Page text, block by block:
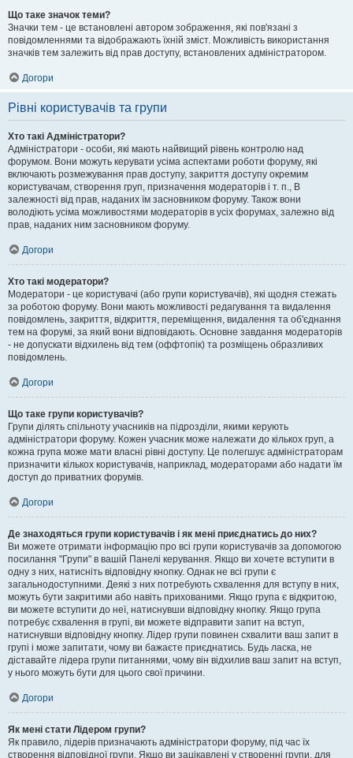
Що таке значок теми?
Значки тем - це встановлені автором зображення, які пов'язані з
повідомленнями та відображають їхній зміст. Можливість використання
значків тем залежить від прав доступу, встановлених адміністратором.
Догори
Рівні користувачів та групи
Хто такі Адміністратори?
Адміністратори - особи, які мають найвищий рівень контролю над
форумом. Вони можуть керувати усіма аспектами роботи форуму, які
включають розмежування прав доступу, закриття доступу окремим
користувачам, створення груп, призначення модераторів і т. п., В
залежності від прав, наданих їм засновником форуму. Також вони
володіють усіма можливостями модераторів в усіх форумах, залежно від
прав, наданих ним засновником форуму.
Догори
Хто такі модератори?
Модератори - це користувачі (або групи користувачів), які щодня стежать
за роботою форуму. Вони мають можливості редагування та видалення
повідомлень, закриття, відкриття, переміщення, видалення та об'єднання
тем на форумі, за який вони відповідають. Основне завдання модераторів
- не допускати відхилень від тем (оффтопік) та розміщень образливих
повідомлень.
Догори
Що таке групи користувачів?
Групи ділять спільноту учасників на підрозділи, якими керують
адміністратори форуму. Кожен учасник може належати до кількох груп, а
кожна група може мати власні рівні доступу. Це полегшує адміністраторам
призначити кількох користувачів, наприклад, модераторами або надати їм
доступ до приватних форумів.
Догори
Де знаходяться групи користувачів і як мені приєднатись до них?
Ви можете отримати інформацію про всі групи користувачів за допомогою
посилання "Групи" в вашій Панелі керування. Якщо ви хочете вступити в
одну з них, натисніть відповідну кнопку. Однак не всі групи є
загальнодоступними. Деякі з них потребують схвалення для вступу в них,
можуть бути закритими або навіть прихованими. Якщо група є відкритою,
ви можете вступити до неї, натиснувши відповідну кнопку. Якщо група
потребує схвалення в групі, ви можете відправити запит на вступ,
натиснувши відповідну кнопку. Лідер групи повинен схвалити ваш запит в
групі і може запитати, чому ви бажаєте приєднатись. Будь ласка, не
діставайте лідера групи питаннями, чому він відхилив ваш запит на вступ,
у нього можуть бути для цього свої причини.
Догори
Як мені стати Лідером групи?
Як правило, лідерів призначають адміністратори форуму, під час їх
створення відповідної групи. Якщо ви зацікавлені у створенні групи, для